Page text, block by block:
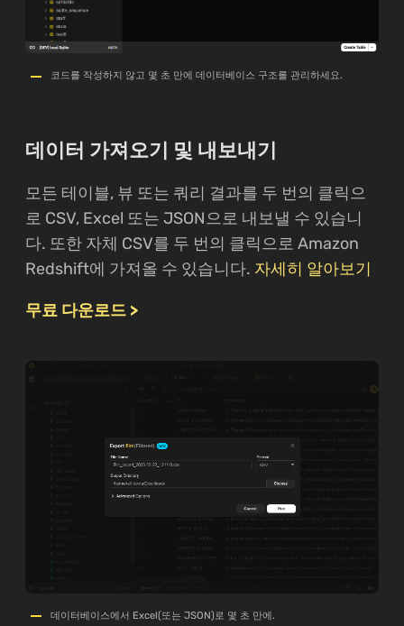
코드를 작성하지 않고 몇 초 만에 데이터베이스 구조를 관리하세요.
데이터 가져오기 및 내보내기
모든 테이블, 뷰 또는 쿼리 결과를 두 번의 클릭으
로 CSV, Excel 또는 JSON으로 내보낼 수 있습니
다. 또한 자체 CSV를 두 번의 클릭으로 Amazon
Redshift에 가져올 수 있습니다. 자세히 알아보기
무료 다운로드 >
데이터베이스에서 Excel(또는 JSON)로 몇 초 만에.